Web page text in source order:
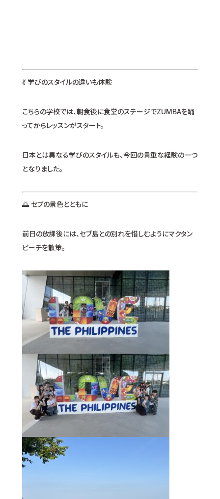
💃 学びのスタイルの違いも体験
こちらの学校では、朝食後に食堂のステージでZUMBAを踊
ってからレッスンがスタート。
日本とは異なる学びのスタイルも、今回の貴重な経験の一つ
となりました。
🌅 セブの景色とともに
前日の放課後には、セブ島との別れを惜しむようにマクタン
ビーチを散策。